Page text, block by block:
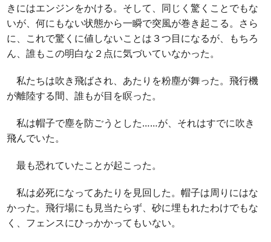
きにはエンジンをかける。そして、同じく驚くことでもな
いが、何にもない状態から一瞬で突風が巻き起こる。さら
に、これで驚くに値しないことは３つ目になるが、もちろ
ん、誰もこの明白な２点に気づいていなかった。
私たちは吹き飛ばされ、あたりを粉塵が舞った。飛行機
が離陸する間、誰もが目を瞑った。
私は帽子で塵を防ごうとした……が、それはすでに吹き
飛んでいた。
最も恐れていたことが起こった。
私は必死になってあたりを見回した。帽子は周りにはな
かった。飛行場にも見当たらず、砂に埋もれたわけでもな
く、フェンスにひっかかってもいない。